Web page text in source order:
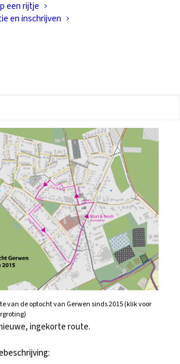
een rijtje
en inschrijven
van
van de optocht van Gerwen sinds 2015 (klik voor
ingekorte route.